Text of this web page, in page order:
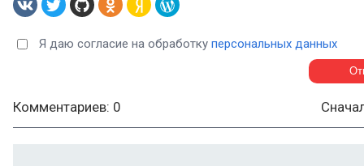
Я даю согласие на обработку персональных данных
Комментариев: 0